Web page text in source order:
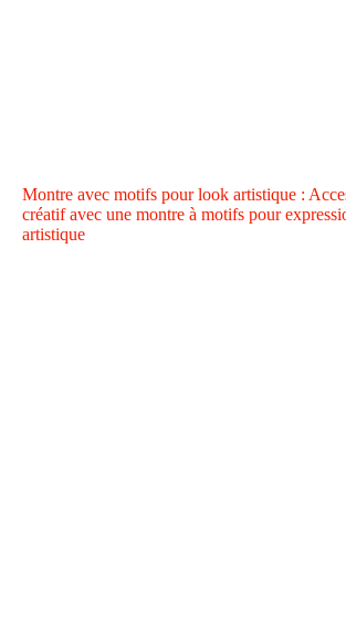
Montre avec motifs pour look artistique :
créatif avec une montre à motifs pour
artistique